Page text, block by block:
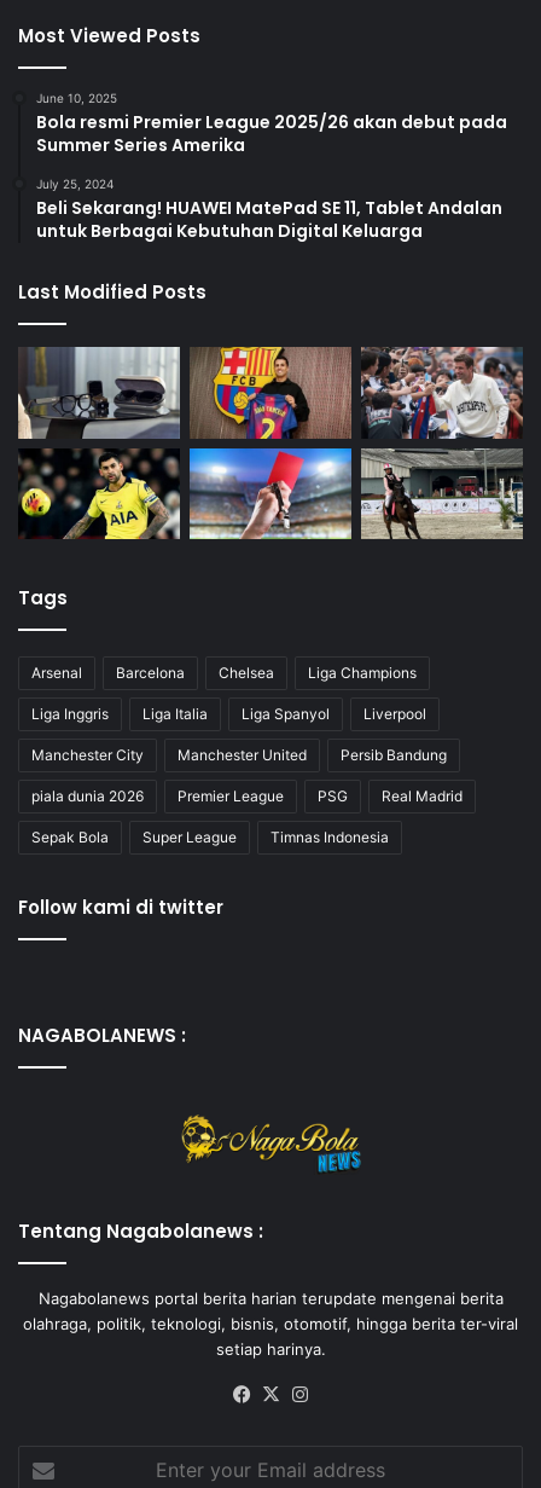
Most Viewed Posts
June 10, 2025
Bola resmi Premier League 2025/26 akan debut pada
Summer Series Amerika
July 25, 2024
Beli Sekarang! HUAWEI MatePad SE 11, Tablet Andalan
untuk Berbagai Kebutuhan Digital Keluarga
Last Modified Posts
Tags
Arsenal Barcelona Chelsea Liga Champions
Liga Inggris Liga Italia Liga Spanyol Liverpool
Manchester City Manchester United Persib Bandung
piala dunia 2026 Premier League PSG Real Madrid
Sepak Bola Super League Timnas Indonesia
Follow kami di twitter
NAGABOLANEWS :
Tentang Nagabolanews :
Nagabolanews portal berita harian terupdate mengenai berita
olahraga, politik, teknologi, bisnis, otomotif, hingga berita ter-viral
setiap harinya.
Facebook
X
Enter
your